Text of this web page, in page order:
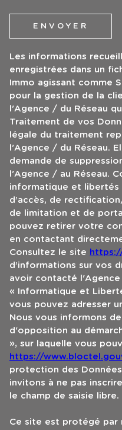
ENVOYER
Les informations
enregistrées dans un
Immo agissant comme
pour la gestion de la
l'Agence / du Réseau
Traitement de vos
légale du traitement
l'Agence / du Réseau.
demande de
l'Agence / au Réseau.
informatique et libertés
d’accès, de
de limitation et de
pouvez retirer votre
en contactant
Consultez le site
d’informations sur vos
avoir contacté
« Informatique et
vous pouvez adresser
Nous vous informons
d'opposition au
», sur laquelle vous
https://
protection des
invitons à ne pas
le champ de saisie libre.
Ce site est protégé par